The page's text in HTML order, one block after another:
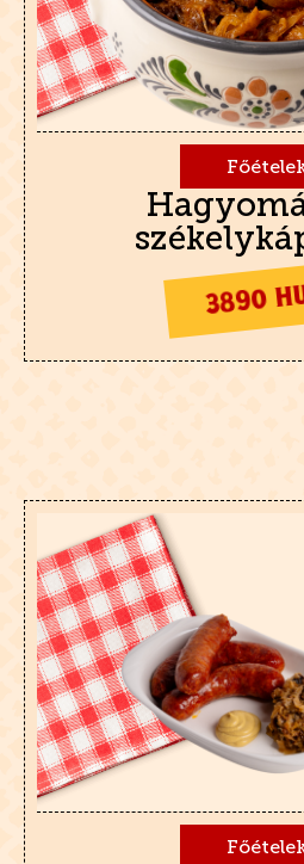
3890